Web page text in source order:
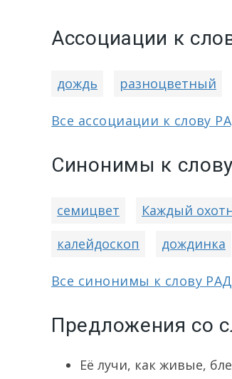
Ассоциации к
дождь разноцветный
Все ассоциации к слову
Синонимы к слову
семицвет Каждый
калейдоскоп
дождинка
Все синонимы к слову
Предложения со
Её лучи, как живые,